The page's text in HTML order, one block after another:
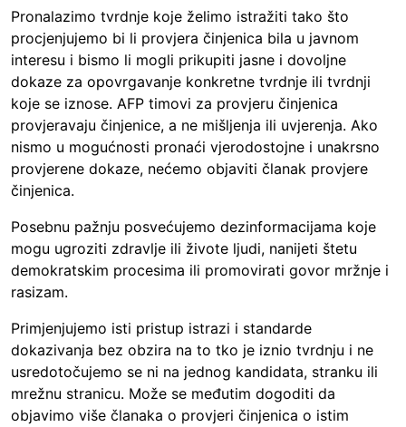
Pronalazimo tvrdnje koje želimo istražiti tako što
procjenjujemo bi li provjera činjenica bila u javnom
interesu i bismo li mogli prikupiti jasne i dovoljne
dokaze za opovrgavanje konkretne tvrdnje ili tvrdnji
koje se iznose. AFP timovi za provjeru činjenica
provjeravaju činjenice, a ne mišljenja ili uvjerenja. Ako
nismo u mogućnosti pronaći vjerodostojne i unakrsno
provjerene dokaze, nećemo objaviti članak provjere
činjenica.
Posebnu pažnju posvećujemo dezinformacijama koje
mogu ugroziti zdravlje ili živote ljudi, nanijeti štetu
demokratskim procesima ili promovirati govor mržnje i
rasizam.
Primjenjujemo isti pristup istrazi i standarde
dokazivanja bez obzira na to tko je iznio tvrdnju i ne
usredotočujemo se ni na jednog kandidata, stranku ili
mrežnu stranicu. Može se međutim dogoditi da
objavimo više članaka o provjeri činjenica o istim